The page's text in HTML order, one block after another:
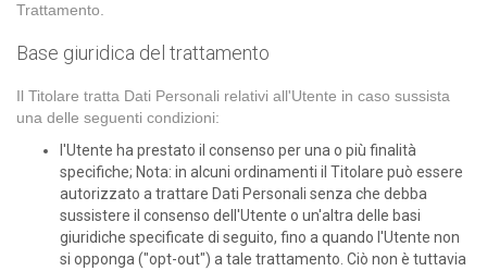
Trattamento.
Base giuridica del trattamento
Il Titolare tratta Dati Personali relativi all'Utente in caso sussista
una delle seguenti condizioni:
l'Utente ha prestato il consenso per una o più finalità
specifiche; Nota: in alcuni ordinamenti il Titolare può essere
autorizzato a trattare Dati Personali senza che debba
sussistere il consenso dell'Utente o un'altra delle basi
giuridiche specificate di seguito, fino a quando l'Utente non
si opponga ("opt-out") a tale trattamento. Ciò non è tuttavia